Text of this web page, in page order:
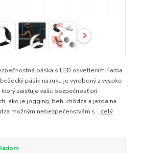
páska s LED osvetlením Farba:
pásik na ruku je vyrobený z vysoko
zaisťuje vašu bezpečnosť pri
ako je jogging, beh, chôdza a jazda na
možným nebezpečenstvám s... celý